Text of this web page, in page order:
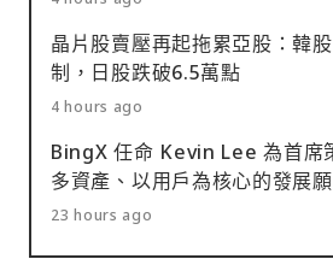
晶片股賣壓再起拖累亞股：韓
制，日股跌破6.5萬點
4 hours ago
BingX 任命 Kevin Lee 為首席
多資產、以用戶為核心的發展
23 hours ago